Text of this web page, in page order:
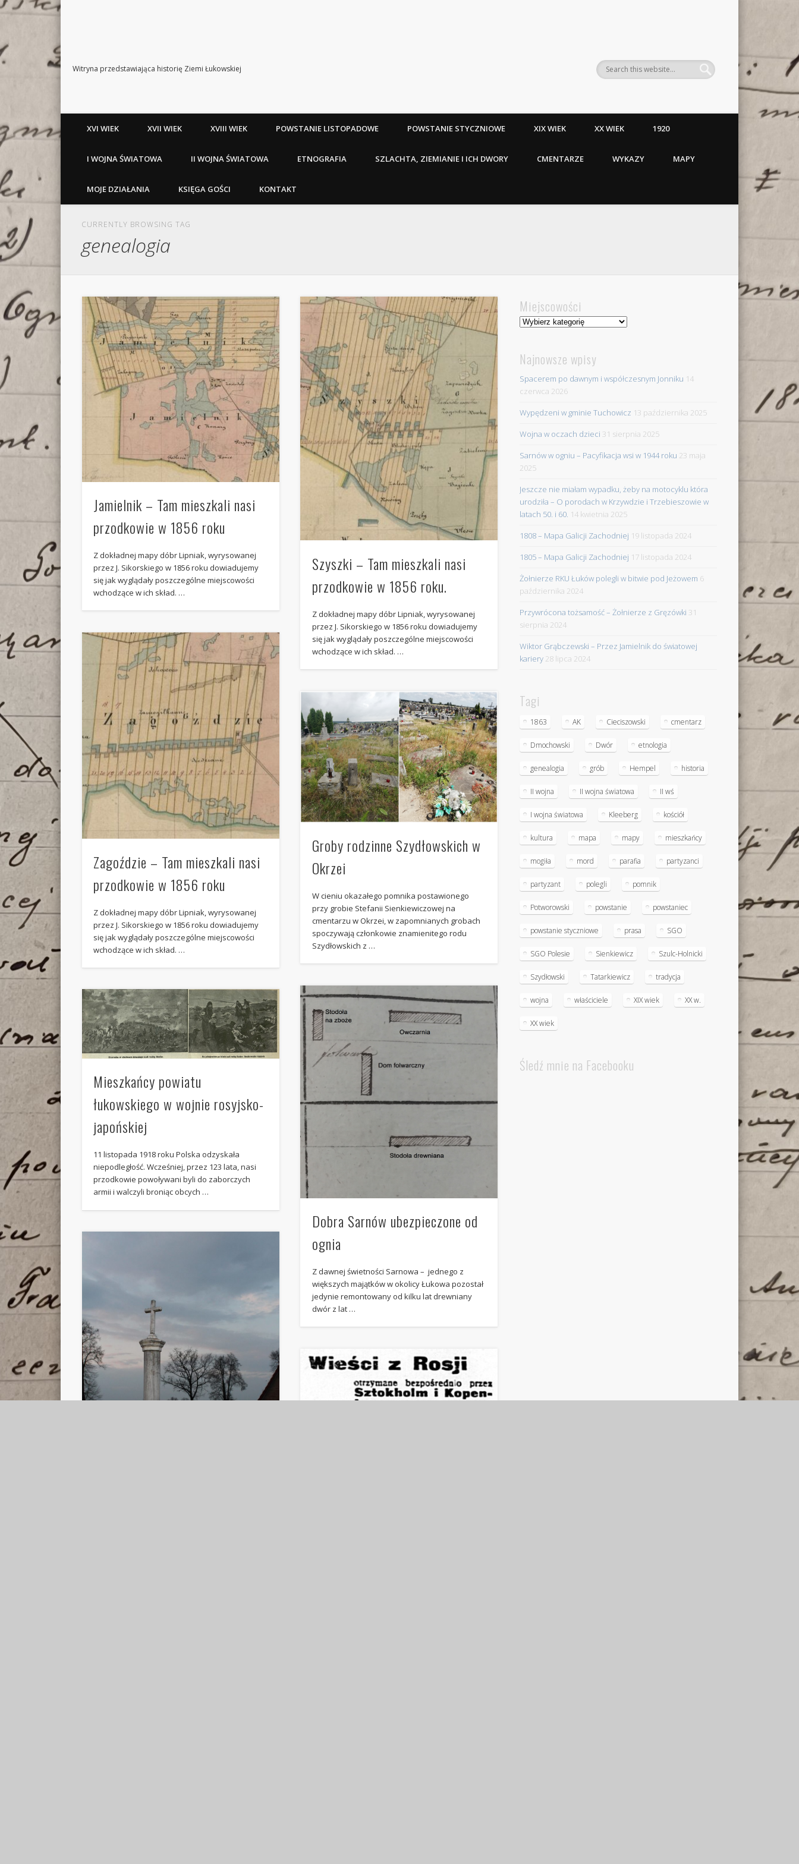
Witryna przedstawiająca historię Ziemi Łukowskiej
XVI WIEK XVII WIEK XVIII WIEK POWSTANIE LISTOPADOWE POWSTANIE STYCZNIOWE XIX WIEK XX WIEK 1920
I WOJNA ŚWIATOWA II WOJNA ŚWIATOWA ETNOGRAFIA SZLACHTA, ZIEMIANIE I ICH DWORY CMENTARZE WYKAZY MAPY
MOJE DZIAŁANIA KSIĘGA GOŚCI KONTAKT
CURRENTLY BROWSING TAG
genealogia
Jamielnik – Tam mieszkali nasi
przodkowie w 1856 roku
Z dokładnej mapy dóbr Lipniak, wyrysowanej
przez J. Sikorskiego w 1856 roku dowiadujemy
się jak wyglądały poszczególne miejscowości
wchodzące w ich skład. …
Szyszki – Tam mieszkali nasi
przodkowie w 1856 roku.
Z dokładnej mapy dóbr Lipniak, wyrysowanej
przez J. Sikorskiego w 1856 roku dowiadujemy
się jak wyglądały poszczególne miejscowości
wchodzące w ich skład. …
Zagoździe – Tam mieszkali nasi
przodkowie w 1856 roku
Z dokładnej mapy dóbr Lipniak, wyrysowanej
przez J. Sikorskiego w 1856 roku dowiadujemy
się jak wyglądały poszczególne miejscowości
wchodzące w ich skład. …
Groby rodzinne Szydłowskich w
Okrzei
W cieniu okazałego pomnika postawionego
przy grobie Stefanii Sienkiewiczowej na
cmentarzu w Okrzei, w zapomnianych grobach
spoczywają członkowie znamienitego rodu
Szydłowskich z …
Dobra Sarnów ubezpieczone od
ognia
Z dawnej świetności Sarnowa – jednego z
większych majątków w okolicy Łukowa pozostał
jedynie remontowany od kilku lat drewniany
dwór z lat …
Mieszkańcy powiatu
łukowskiego w wojnie rosyjsko-
japońskiej
11 listopada 1918 roku Polska odzyskała
niepodległość. Wcześniej, przez 123 lata, nasi
przodkowie powoływani byli do zaborczych
armii i walczyli broniąc obcych …
Miejscowości
Miejscowości
Najnowsze wpisy
Spacerem po dawnym i współczesnym Jonniku 14
czerwca 2026
Wypędzeni w gminie Tuchowicz 13 października 2025
Wojna w oczach dzieci 31 sierpnia 2025
Sarnów w ogniu – Pacyfikacja wsi w 1944 roku 23 maja
2025
Jeszcze nie miałam wypadku, żeby na motocyklu która
urodziła – O porodach w Krzywdzie i Trzebieszowie w
latach 50. i 60. 14 kwietnia 2025
1808 – Mapa Galicji Zachodniej 19 listopada 2024
1805 – Mapa Galicji Zachodniej 17 listopada 2024
Żołnierze RKU Łuków polegli w bitwie pod Jeżowem 6
października 2024
Przywrócona tożsamość – Żołnierze z Gręzówki 31
sierpnia 2024
Wiktor Grąbczewski – Przez Jamielnik do światowej
kariery 28 lipca 2024
Tagi
1863 AK Cieciszowski cmentarz
Dmochowski Dwór etnologia
genealogia grób Hempel historia
II wojna II wojna światowa II wś
I wojna światowa Kleeberg kościół
kultura mapa mapy mieszkańcy
mogiła mord parafia partyzanci
partyzant polegli pomnik
Potworowski powstanie powstaniec
powstanie styczniowe prasa SGO
SGO Polesie Sienkiewicz Szulc-Holnicki
Szydłowski Tatarkiewicz tradycja
wojna właściciele XIX wiek XX w.
XX wiek
Śledź mnie na Facebooku